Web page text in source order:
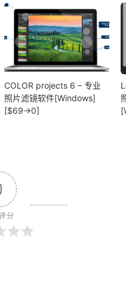
COLOR projects 6 – 专业
照片滤镜软件[Windows]
[$69→0]
分